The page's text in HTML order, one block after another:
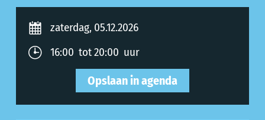
zaterdag, 05.12.2026
16:00 tot 20:00 uur
Opslaan in agenda